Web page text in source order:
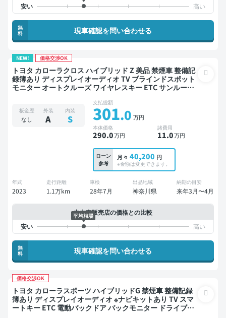
無
料
現車確認を問い合わせる
NEW! 価格交渉OK
トヨタ カローラクロス ハイブリッド Z 美品 禁煙車 整備記
録簿あり ディスプレイオーディオ TV ブラインドスポット
モニター オートクルーズ ワイヤレスキー ETC サンルーフ
板金歴
なし
外装
A
内装
S
支払総額
301.0 万円
本体価格
290.0万円
諸費用
11.0万円
ローン
参考
月々 40,200 円
※金額は変更できます。
年式
2023
走行距離
1.1万km
車検
28年7月
出品地域
神奈川県
納期の目安
来年3月〜4月
中古車販売店の価格との比較
平均相場
無
料
現車確認を問い合わせる
価格交渉OK
トヨタ カローラスポーツ ハイブリッドG 禁煙車 整備記録
簿あり ディスプレイオーディオ ※ナビキットあり TV スマ
ートキー ETC 電動バックドア バックモニター ドライブレ